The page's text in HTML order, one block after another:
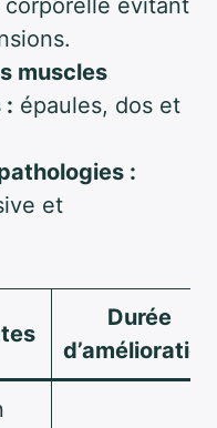
évitant
muscles
: épaules, dos et
:
et
Durée
d’amélioration